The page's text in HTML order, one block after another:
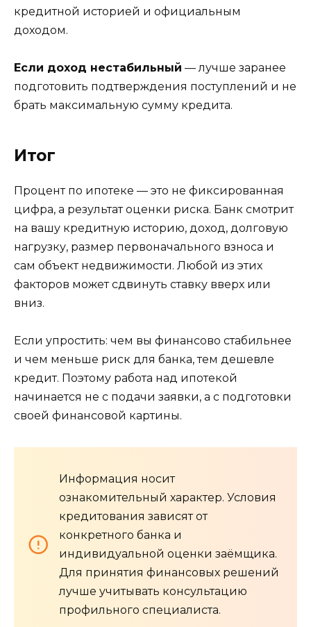
кредитной историей и официальным
доходом.
Если доход нестабильный — лучше заранее
подготовить подтверждения поступлений и не
брать максимальную сумму кредита.
Итог
Процент по ипотеке — это не фиксированная
цифра, а результат оценки риска. Банк смотрит
на вашу кредитную историю, доход, долговую
нагрузку, размер первоначального взноса и
сам объект недвижимости. Любой из этих
факторов может сдвинуть ставку вверх или
вниз.
Если упростить: чем вы финансово стабильнее
и чем меньше риск для банка, тем дешевле
кредит. Поэтому работа над ипотекой
начинается не с подачи заявки, а с подготовки
своей финансовой картины.
Информация носит
ознакомительный характер. Условия
кредитования зависят от
конкретного банка и
индивидуальной оценки заёмщика.
Для принятия финансовых решений
лучше учитывать консультацию
профильного специалиста.